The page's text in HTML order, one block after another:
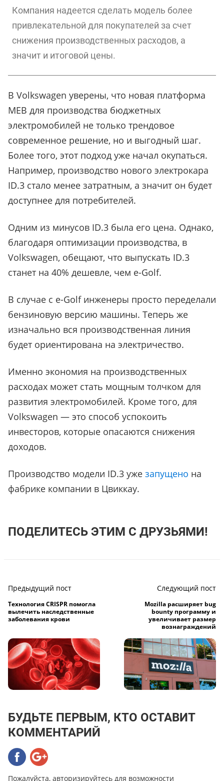
Компания надеется сделать модель более
привлекательной для покупателей за счет
снижения производственных расходов, а
значит и итоговой цены.
В Volkswagen уверены, что новая платформа
MEB для производства бюджетных
электромобилей не только трендовое
современное решение, но и выгодный шаг.
Более того, этот подход уже начал окупаться.
Например, производство нового электрокара
ID.3 стало менее затратным, а значит он будет
доступнее для потребителей.
Одним из минусов ID.3 была его цена. Однако,
благодаря оптимизации производства, в
Volkswagen, обещают, что выпускать ID.3
станет на 40% дешевле, чем e-Golf.
В случае с e-Golf инженеры просто переделали
бензиновую версию машины. Теперь же
изначально вся производственная линия
будет ориентирована на электричество.
Именно экономия на производственных
расходах может стать мощным толчком для
развития электромобилей. Кроме того, для
Volkswagen — это способ успокоить
инвесторов, которые опасаются снижения
доходов.
Производство модели ID.3 уже запущено на
фабрике компании в Цвиккау.
ПОДЕЛИТЕСЬ ЭТИМ С ДРУЗЬЯМИ!
Предыдущий пост
Технология CRISPR помогла
вылечить наследственные
заболевания крови
Следующий пост
Mozilla расширяет bug
bounty программу и
увеличивает размер
вознаграждений
БУДЬТЕ ПЕРВЫМ, КТО ОСТАВИТ
КОММЕНТАРИЙ
Пожалуйста, авторизируйтесь для возможности